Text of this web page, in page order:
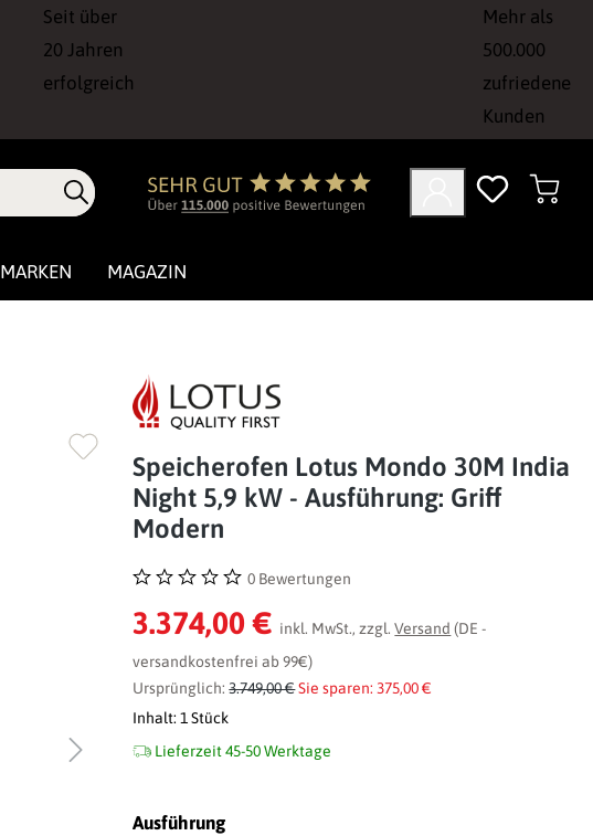
Seit über
20 Jahren
erfolgreich
Mehr als
500.000
zufriedene
Kunden
MARKEN MAGAZIN
Speicherofen Lotus Mondo 30M Indian
Night 5,9 kW - Ausführung: Griff
Modern
Durchschnittliche Bewertung von 0 von 5 Sternen
0 Bewertungen
3.374,00 € inkl. MwSt., zzgl.Versand (DE -
versandkostenfrei ab 99€)
Ursprünglich:3.749,00 €Sie sparen: 375,00 €
Inhalt:1 Stück
Lieferzeit 45-50 Werktage
Ausführungauswählen